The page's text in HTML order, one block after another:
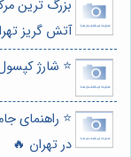
بزرگ ترین
آتش گریز
⭐️ شارژ
⭐️ راهنمای
در تهران 🔥